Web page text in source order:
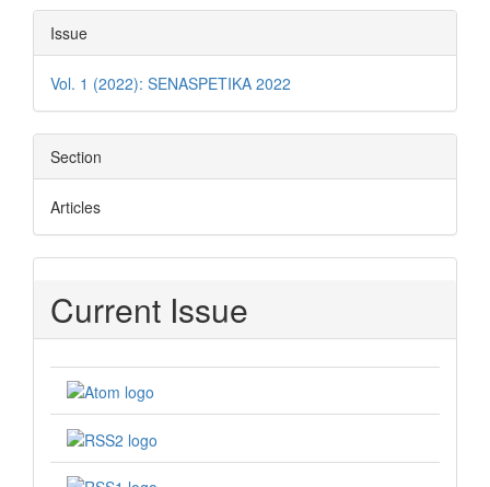
Article
Details
Issue
Vol. 1 (2022): SENASPETIKA 2022
Section
Articles
Current Issue